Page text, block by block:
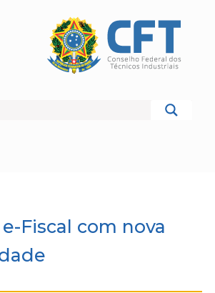
Fiscal com nova